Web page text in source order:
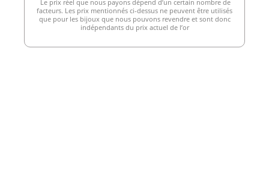
Le prix réel que nous payons dépend d’un certain nombre de
facteurs. Les prix mentionnés ci-dessus ne peuvent être utilisés
que pour les bijoux que nous pouvons revendre et sont donc
indépendants du prix actuel de l’or